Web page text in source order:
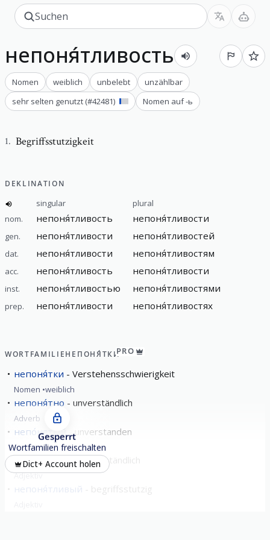
непоня́тливость
Nomen weiblich unbelebt
unzählbar
sehr selten genutzt (#42481) Nomen auf -ь
1. Begriffsstutzigkeit
DEKLINATION
singular
plural
nom.
непоня́тливость непоня́тливости
gen. непоня́тливости непоня́тливостей
dat. непоня́тливости непоня́тливостям
acc. непоня́тливость непоня́тливости
inst. непоня́тливостью непоня́тливостями
prep. непоня́тливости непоня́тливостях
WORTFAMILIEНЕПОНЯ́ТКИPRO
непоня́тки Verstehensschwierigkeit
Nomen weiblich
непоня́тно unverständlich
Adverb
непо́нятый unverstanden
Adjektiv
непоня́тный unverständlich
Adjektiv
непоня́тливый
Gesperrt
Wortfamilien freischalten
Dict+ Account holen